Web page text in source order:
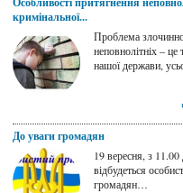
кримінальної...
Проблема
неповнолітніх – це
нашої держави,
До уваги громадян
19 вересня, з
відбудеться
громадян…